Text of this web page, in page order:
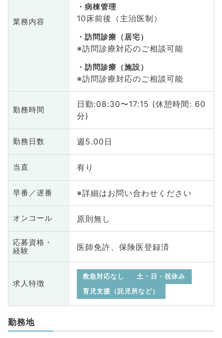
業務内容
病棟管理
10床前後（主治医制）
訪問診療（居宅）
※訪問診療対応のご相談可能
訪問診療（施設）
※訪問診療対応のご相談可能
勤務時間
日勤:08:30〜17:15 (休憩時間: 60
分)
勤務日数 週5.00日
当直 有り
早番／遅番 ※詳細はお問い合わせください
オンコール 原則無し
応募資格・
経験
医師免許、保険医登録済
求人特徴
救急対応なし
土・日・祝休み
育児支援（託児所など）
勤務地